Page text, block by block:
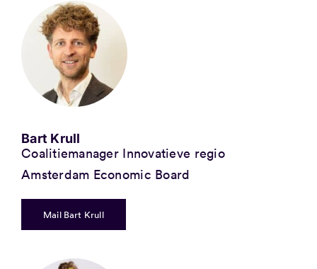
Bart Krull
Coalitiemanager Innovatieve regio
Amsterdam Economic Board
Mail Bart Krull